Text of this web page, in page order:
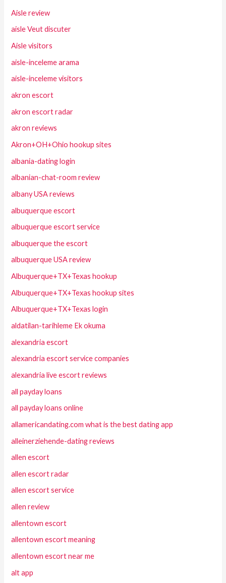
Aisle review
aisle Veut discuter
Aisle visitors
aisle-inceleme arama
aisle-inceleme visitors
akron escort
akron escort radar
akron reviews
Akron+OH+Ohio hookup sites
albania-dating login
albanian-chat-room review
albany USA reviews
albuquerque escort
albuquerque escort service
albuquerque the escort
albuquerque USA review
Albuquerque+TX+Texas hookup
Albuquerque+TX+Texas hookup sites
Albuquerque+TX+Texas login
aldatilan-tarihleme Ek okuma
alexandria escort
alexandria escort service companies
alexandria live escort reviews
all payday loans
all payday loans online
allamericandating.com what is the best dating app
alleinerziehende-dating reviews
allen escort
allen escort radar
allen escort service
allen review
allentown escort
allentown escort meaning
allentown escort near me
alt app